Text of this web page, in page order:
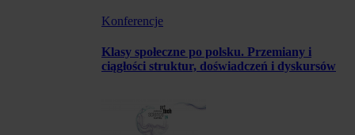
Konferencje
Klasy społeczne po polsku. Przemiany i
ciągłości struktur, doświadczeń i dyskursów